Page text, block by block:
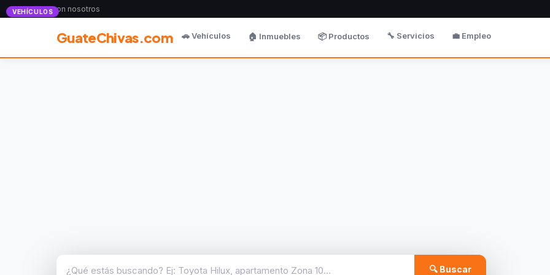
Anunciate con nosotros
GuateChivas.com 🚗 Vehículos 🏠 Inmuebles 📦 Productos 🔧 Servicios 💼 Empleo
🔍 Buscar
VEHÍCULOS